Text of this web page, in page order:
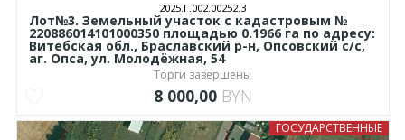
2025.Г.002.00252.3
Лот№3. Земельный участок с кадастровым №
220886014101000350 площадью 0.1966 га по адресу:
Витебская обл., Браславский р-н, Опсовский с/с,
аг. Опса, ул. Молодёжная, 54
Торги завершены
8 000,00 BYN
ГОСУДАРСТВЕННЫЕ